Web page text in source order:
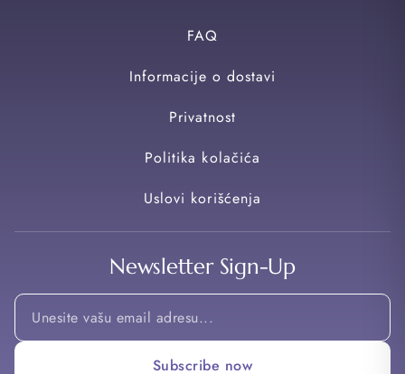
FAQ
Informacije o dostavi
Privatnost
Politika kolačića
Uslovi korišćenja
Newsletter Sign-Up
*
Email
Subscribe now